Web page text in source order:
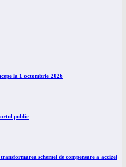
la 1 octombrie 2026
public
schemei de compensare a accizei